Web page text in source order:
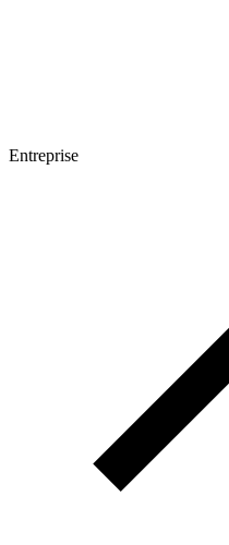
Entreprise